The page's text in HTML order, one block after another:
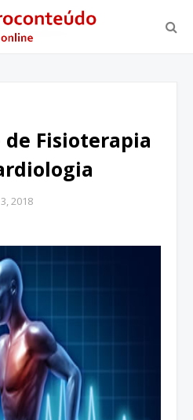
Fisioterapia
2018